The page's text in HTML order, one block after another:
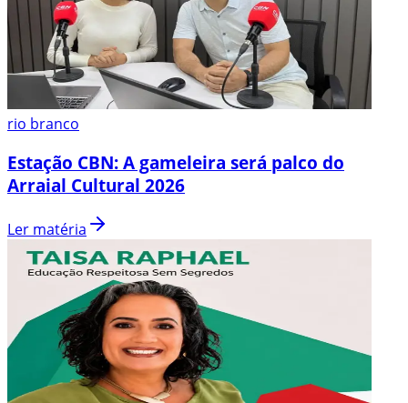
rio branco
Estação CBN: A gameleira será palco do
Arraial Cultural 2026
Ler matéria